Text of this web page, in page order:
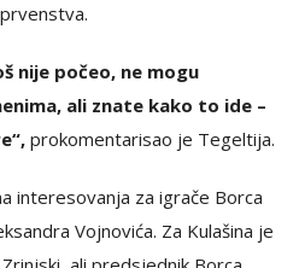
nije počeo, ne mogu
ali znate kako to ide –
prokomentarisao je Tegeltija.
interesovanja za igrače Borca
Vojnovića. Za Kulašina je